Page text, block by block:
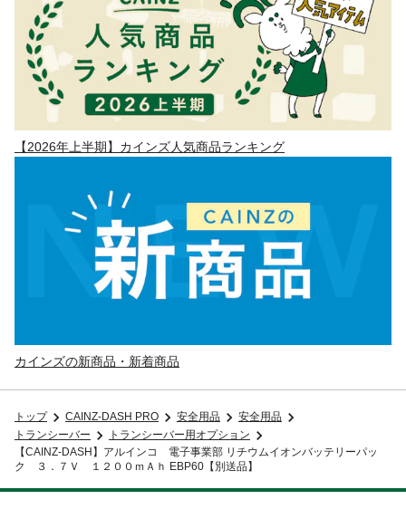
【2026年上半期】カインズ人気商品ランキング
カインズの新商品・新着商品
トップ CAINZ-DASH PRO 安全用品
安全用品
トランシーバー
トランシーバー用オプション
【CAINZ-DASH】アルインコ 電子事業部 リチウムイオンバッテリーパッ
ク ３．７Ｖ １２００ｍＡｈ EBP60【別送品】